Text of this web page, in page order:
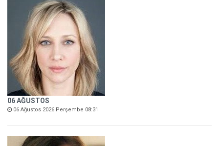
06 AĞUSTOS
06 Ağustos 2026 Perşembe 08:31